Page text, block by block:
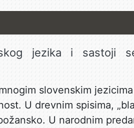
jezika i sastoji
slovenskim
U drevnim spisima,
U narodnim